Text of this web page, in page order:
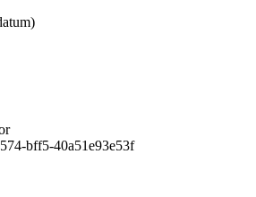
bff5-40a51e93e53f